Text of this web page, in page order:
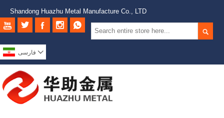
Shandong Huazhu Metal Manufacture Co., LTD

    
فارسی 